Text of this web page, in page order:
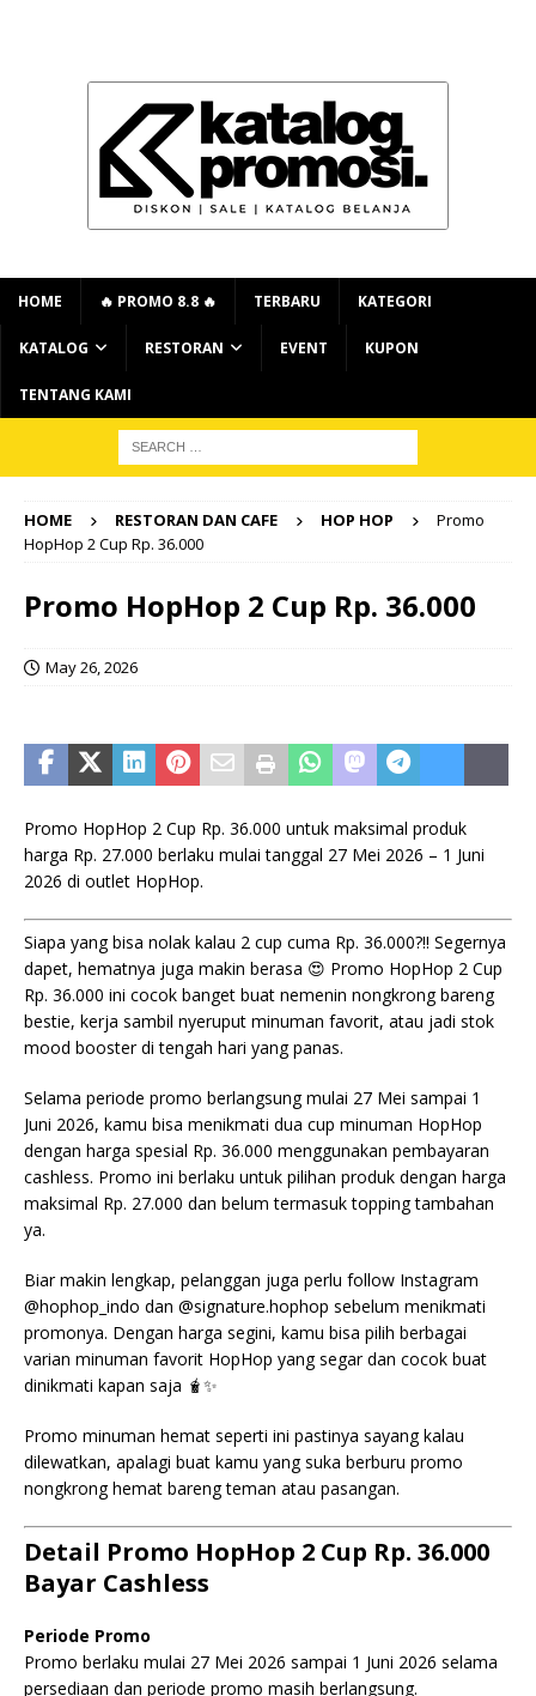
HOME 🔥 PROMO 8.8 🔥 TERBARU KATEGORI
KATALOG RESTORAN EVENT KUPON
TENTANG KAMI
HOME RESTORAN DAN CAFE HOP HOP
Promo
HopHop 2 Cup Rp. 36.000
Promo HopHop 2 Cup Rp. 36.000
May 26, 2026
Promo HopHop 2 Cup Rp. 36.000 untuk maksimal produk
harga Rp. 27.000 berlaku mulai tanggal 27 Mei 2026 – 1 Juni
2026 di outlet HopHop.
Siapa yang bisa nolak kalau 2 cup cuma Rp. 36.000?!! Segernya
dapet, hematnya juga makin berasa 😍 Promo HopHop 2 Cup
Rp. 36.000 ini cocok banget buat nemenin nongkrong bareng
bestie, kerja sambil nyeruput minuman favorit, atau jadi stok
mood booster di tengah hari yang panas.
Selama periode promo berlangsung mulai 27 Mei sampai 1
Juni 2026, kamu bisa menikmati dua cup minuman HopHop
dengan harga spesial Rp. 36.000 menggunakan pembayaran
cashless. Promo ini berlaku untuk pilihan produk dengan harga
maksimal Rp. 27.000 dan belum termasuk topping tambahan
ya.
Biar makin lengkap, pelanggan juga perlu follow Instagram
@hophop_indo dan @signature.hophop sebelum menikmati
promonya. Dengan harga segini, kamu bisa pilih berbagai
varian minuman favorit HopHop yang segar dan cocok buat
dinikmati kapan saja 🧋✨
Promo minuman hemat seperti ini pastinya sayang kalau
dilewatkan, apalagi buat kamu yang suka berburu promo
nongkrong hemat bareng teman atau pasangan.
Detail Promo HopHop 2 Cup Rp. 36.000
Bayar Cashless
Periode Promo
Promo berlaku mulai 27 Mei 2026 sampai 1 Juni 2026 selama
persediaan dan periode promo masih berlangsung.